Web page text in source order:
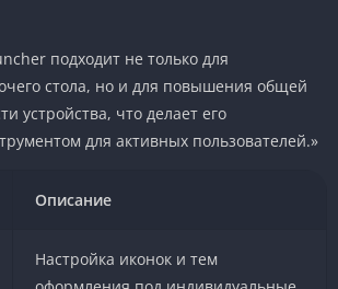
подходит не только для
стола, но и для повышения общей
устройства, что делает его
для активных пользователей.»
Описание
Настройка иконок и тем